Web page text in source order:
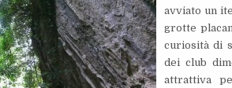
avviato un
grotte
curiosità di
dei club
attrattiva